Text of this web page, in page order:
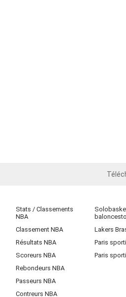
iOS
Stats / Classements
NBA
Classement NBA
Résultats NBA
Scoreurs NBA
Rebondeurs NBA
Passeurs NBA
Contreurs NBA
baloncesto
Lakers
Paris
Paris